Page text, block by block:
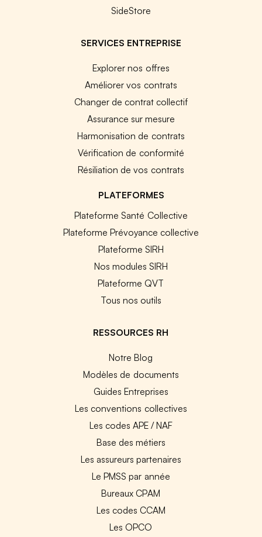
SideStore
SERVICES ENTREPRISE
Explorer nos offres
Améliorer vos contrats
Changer de contrat collectif
Assurance sur mesure
Harmonisation de contrats
Vérification de conformité
Résiliation de vos contrats
PLATEFORMES
Plateforme Santé Collective
Plateforme Prévoyance collective
Plateforme SIRH
Nos modules SIRH
Plateforme QVT
Tous nos outils
RESSOURCES RH
Notre Blog
Modèles de documents
Guides Entreprises
Les conventions collectives
Les codes APE / NAF
Base des métiers
Les assureurs partenaires
Le PMSS par année
Bureaux CPAM
Les codes CCAM
Les OPCO